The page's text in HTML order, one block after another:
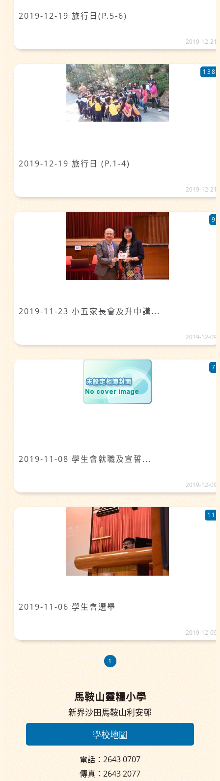
2019-12-19 旅行日(P.5-6)
2019-12-21
2019-12-19 旅行日 (P.1-4)
138
2019-12-21
2019-11-23 小五家長會及升中講...
9
2019-12-09
2019-11-08 學生會就職及宣誓...
7
2019-12-09
2019-11-06 學生會選舉
11
2019-12-09
1
馬鞍山靈糧小學
新界沙田馬鞍山利安邨
學校地圖
電話：2643 0707
傳真：2643 2077